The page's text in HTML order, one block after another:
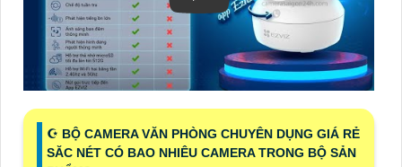
☪ BỘ CAMERA VĂN PHÒNG CHUYÊN DỤNG GIÁ RẺ
SĂC NÉT CÓ BAO NHIÊU CAMERA TRONG BỘ SẢN